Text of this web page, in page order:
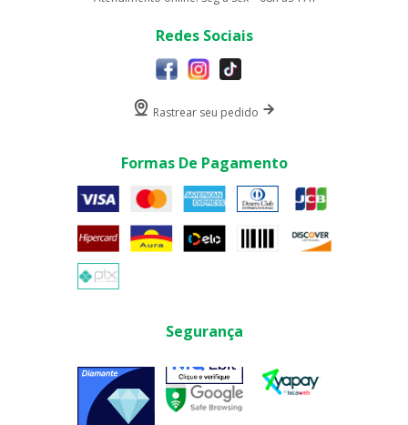
Redes Sociais
Rastrear seu pedido
Formas De Pagamento
Segurança